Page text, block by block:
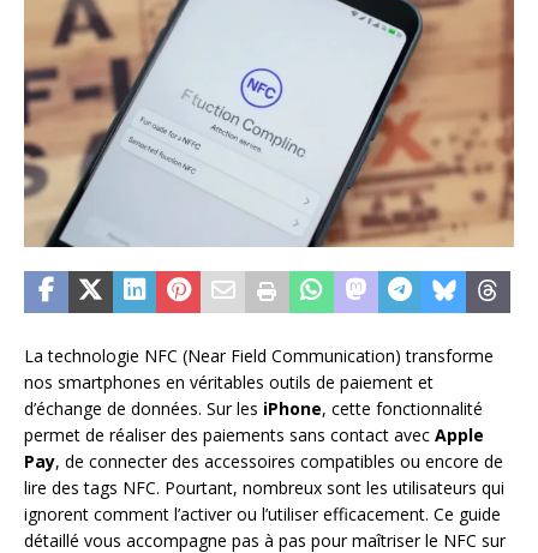
La technologie NFC (Near Field Communication) transforme
nos smartphones en véritables outils de paiement et
d’échange de données. Sur les iPhone, cette fonctionnalité
permet de réaliser des paiements sans contact avec Apple
Pay, de connecter des accessoires compatibles ou encore de
lire des tags NFC. Pourtant, nombreux sont les utilisateurs qui
ignorent comment l’activer ou l’utiliser efficacement. Ce guide
détaillé vous accompagne pas à pas pour maîtriser le NFC sur